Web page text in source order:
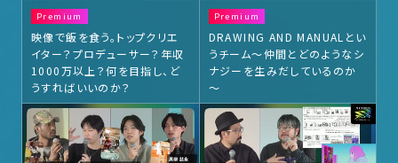
Premium
映像で飯を食う。トップクリエ
イター？プロデューサー？年収
1000万以上？何を目指し、ど
うすればいいのか？
Premium
DRAWING AND MANUALとい
うチーム～仲間とどのようなシ
ナジーを生みだしているのか
～